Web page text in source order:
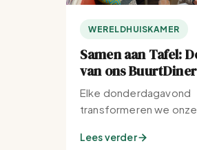
WERELDHUISKAMER
Samen aan Tafel:
van ons
Elke donderdagavond
transformeren we
buurt.
Lees verder